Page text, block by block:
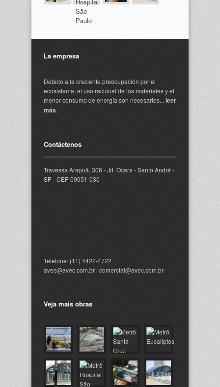
La empresa
Debido a la creciente preocupación por el
ecosistema, el uso racional de los materiales y el
menor consumo de energía son necesarios... leer
más.
Contáctenos
Travessa Arapuã, 306 - Jd. Ocara - Santo André -
SP - CEP 09051-030
Telefone: (11) 4422-4722
avec@avec.com.br l comercial@avec.com.br
Veja mais obras